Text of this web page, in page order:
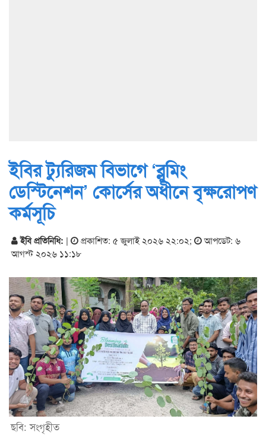
ইবির ট্যুরিজম বিভাগে ‘ব্লুমিং
ডেস্টিনেশন’ কোর্সের অধীনে বৃক্ষরোপণ
কর্মসূচি
ইবি প্রতিনিধি: | প্রকাশিত: ৫ জুলাই ২০২৬ ২২:০২;
আপডেট: ৬
আগস্ট ২০২৬ ১১:১৮
ছবি: সংগৃহীত